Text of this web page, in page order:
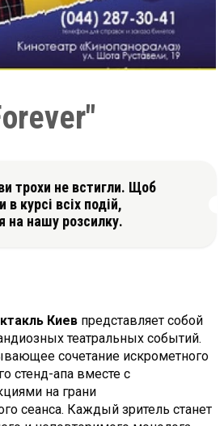
трохи не встигли. Щоб
курсі всіх подій,
на нашу розсилку.
Киев представляет собой
театральных событий.
сочетание искрометного
стенд-апа вместе с
на грани
сеанса. Каждый зритель станет